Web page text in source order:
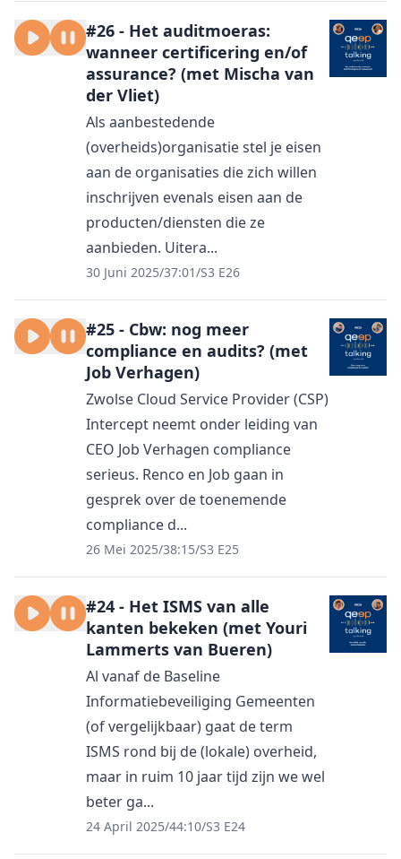
#26 - Het auditmoeras:
wanneer certificering en/of
assurance? (met Mischa van
der Vliet)
Als aanbestedende
(overheids)organisatie stel je eisen
aan de organisaties die zich willen
inschrijven evenals eisen aan de
producten/diensten die ze
aanbieden. Uitera...
30 Juni 2025/37:01/S3 E26
#25 - Cbw: nog meer
compliance en audits? (met
Job Verhagen)
Zwolse Cloud Service Provider (CSP)
Intercept neemt onder leiding van
CEO Job Verhagen compliance
serieus. Renco en Job gaan in
gesprek over de toenemende
compliance d...
26 Mei 2025/38:15/S3 E25
#24 - Het ISMS van alle
kanten bekeken (met Youri
Lammerts van Bueren)
Al vanaf de Baseline
Informatiebeveiliging Gemeenten
(of vergelijkbaar) gaat de term
ISMS rond bij de (lokale) overheid,
maar in ruim 10 jaar tijd zijn we wel
beter ga...
24 April 2025/44:10/S3 E24